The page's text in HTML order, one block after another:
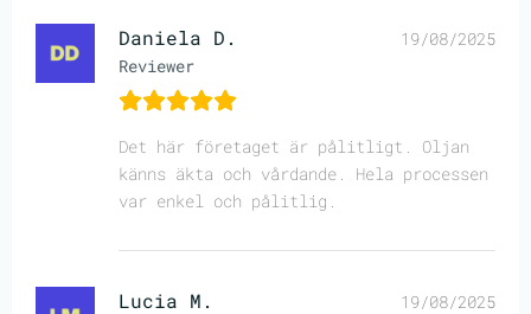
Daniela D.
Reviewer
19/08/2025
Det här företaget är pålitligt. Oljan
känns äkta och vårdande. Hela processen
var enkel och pålitlig.
Lucia M. 19/08/2025